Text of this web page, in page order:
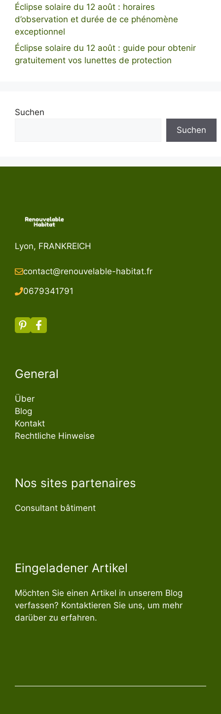
Éclipse solaire du 12 août : horaires
d’observation et durée de ce phénomène
exceptionnel
Éclipse solaire du 12 août : guide pour obtenir
gratuitement vos lunettes de protection
Suchen
Suchen
Lyon, FRANKREICH
contact@renouvelable-habitat.fr
0679341791
General
Über
Blog
Kontakt
Rechtliche Hinweise
Nos sites partenaires
Consultant bâtiment
Eingeladener Artikel
Möchten Sie einen Artikel in unserem Blog
verfassen? Kontaktieren Sie uns, um mehr
darüber zu erfahren.